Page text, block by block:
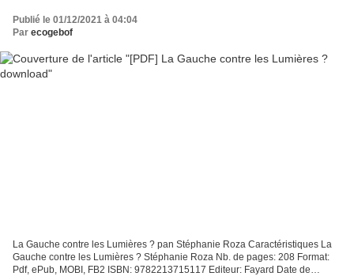
Publié le 01/12/2021 à 04:04
Par ecogebof
La Gauche contre les Lumières ? pan Stéphanie Roza Caractéristiques La
Gauche contre les Lumières ? Stéphanie Roza Nb. de pages: 208 Format:
Pdf, ePub, MOBI, FB2 ISBN: 9782213715117 Editeur: Fayard Date de